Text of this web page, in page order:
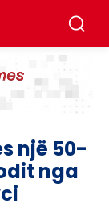
një 50-
nga